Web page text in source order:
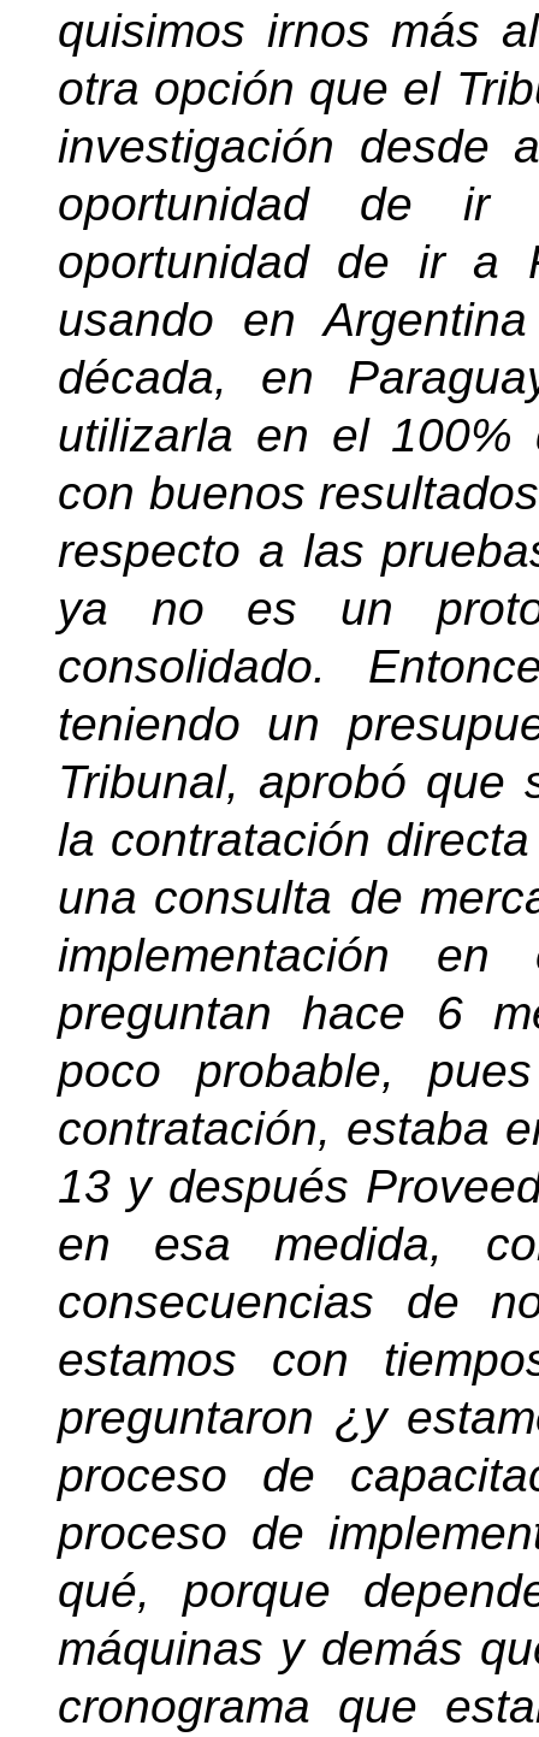
quisimos irnos más
otra opción que el
investigación desde
oportunidad de
oportunidad de ir a
usando en
década, en
utilizarla en el 100%
con buenos
respecto a las
ya no es un
consolidado.
teniendo un
Tribunal, aprobó
la contratación
una consulta de
implementación
preguntan hace 6
poco probable,
contratación, estaba
13 y después
en esa medida,
consecuencias de
estamos con
preguntaron ¿y
proceso de
proceso de
qué, porque
máquinas y demás
cronograma que